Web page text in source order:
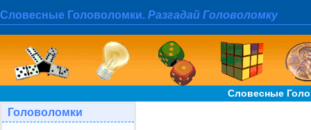
Словесные Головоломки. Разгадай Головоломку
Словесные
Головоломки